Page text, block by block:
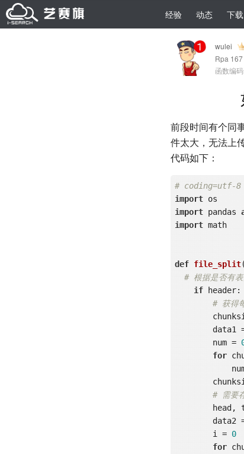
经验 动态 下载
wulei
Rpa
函数编
前段时间有个同
件太大，无法上
代码如下：
# coding=utf-8
import
import pandas
import math
def file_split
# 根据是否有
if header:
# 获得
        num =
for
# 需要
        i =
0
for